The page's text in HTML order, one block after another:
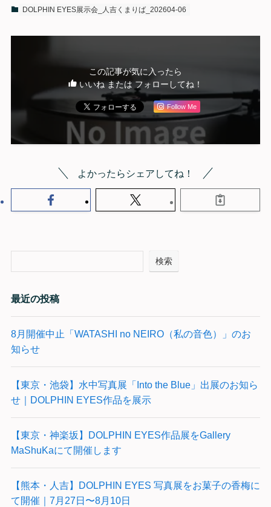
DOLPHIN EYES展示会_人吉くまりば_202604-06
この記事が気に入ったら
いいね または フォローしてね！
Follow Me
よかったらシェアしてね！
検索
最近の投稿
8月開催中止「WATASHI no NEIRO（私の音色）」のお
知らせ
【東京・池袋】水中写真展「Into the Blue」出展のお知ら
せ｜DOLPHIN EYES作品を展示
【東京・神楽坂】DOLPHIN EYES作品展をGallery
MaShuKaにて開催します
【熊本・人吉】DOLPHIN EYES 写真展をお菓子の香梅に
て開催｜7月27日〜8月10日